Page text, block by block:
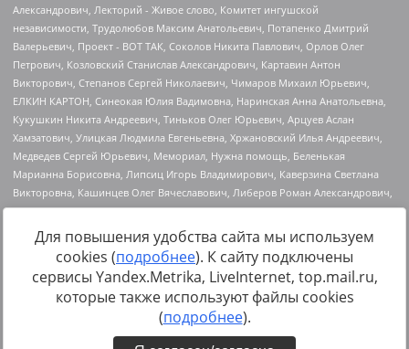
https://minjust.gov.ru/uploaded/files/reestr-
inostrannyih-agentov-22-03-2024.pdfданные на22.03.2024
Для повышения удобства сайта мы используем
cookies (подробнее). К сайту подключены
сервисы Yandex.Metrika, LiveInternet, top.mail.ru,
которые также используют файлы cookies
(подробнее).